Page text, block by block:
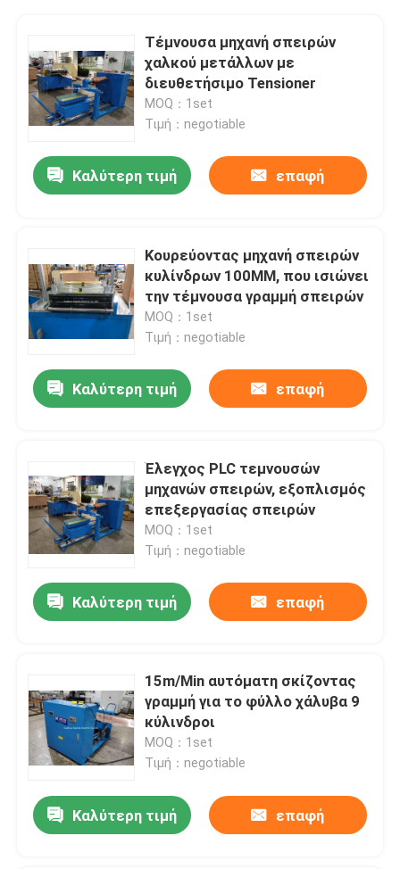
Τέμνουσα μηχανή σπειρών
χαλκού μετάλλων με
διευθετήσιμο Tensioner
MOQ：1set
Τιμή：negotiable
Καλύτερη τιμή επαφή
Κουρεύοντας μηχανή σπειρών
κυλίνδρων 100MM, που ισιώνει
την τέμνουσα γραμμή σπειρών
MOQ：1set
Τιμή：negotiable
Καλύτερη τιμή επαφή
Έλεγχος PLC τεμνουσών
μηχανών σπειρών, εξοπλισμός
επεξεργασίας σπειρών
MOQ：1set
Τιμή：negotiable
Καλύτερη τιμή επαφή
15m/Min αυτόματη σκίζοντας
γραμμή για το φύλλο χάλυβα 9
κύλινδροι
MOQ：1set
Τιμή：negotiable
Καλύτερη τιμή επαφή